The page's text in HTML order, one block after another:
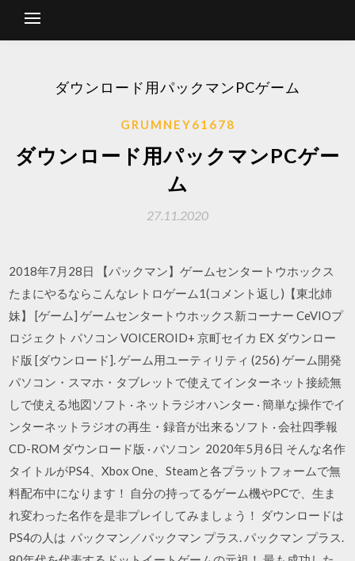
ダウンロード用パックマンPCゲーム
GRUMNEY61678
ダウンロード用パックマンPCゲー
ム
27.11.2020
2018年7月28日 【パックマン】ゲームセンタートウホックス
たまにやるならこんなレトロゲーム1(コメント返し)【東北姉
妹】 [ゲーム] ゲームセンタートウホックス新コーナー CeVIOプ
ロジェクト パソコン VOICEROID+ 京町セイカ EX ダウンロー
ド版 [ダウンロード]. ゲーム用ユーティリティ (256) ゲーム開発
パソコン・スマホ・タブレットで使えてインターネット接続無
しで使える地図ソフト · ネットラジオハンター · 簡単な操作でイ
ンターネットラジオの再生・録音が出来るソフト · 会社四季報
CD-ROM ダウンロード版 · パソコン 2020年5月6日 そんな名作
タイトルがPS4、Xbox One、Steamと各プラットフォームで無
料配布中になります！ 自分の持ってるゲーム機やPCで、生ま
れ変わった名作を是非プレイしてみましょう！ ダウンロードは
PS4の人は パックマン／パックマン プラス. パックマン プラス.